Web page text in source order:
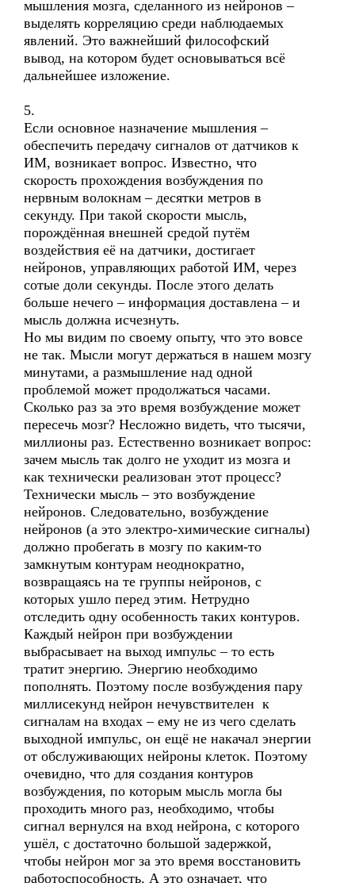
мышления мозга, сделанного из нейронов –
выделять корреляцию среди наблюдаемых
явлений. Это важнейший философский
вывод, на котором будет основываться всё
дальнейшее изложение.
5.
Если основное назначение мышления –
обеспечить передачу сигналов от датчиков к
ИМ, возникает вопрос. Известно, что
скорость прохождения возбуждения по
нервным волокнам – десятки метров в
секунду. При такой скорости мысль,
порождённая внешней средой путём
воздействия её на датчики, достигает
нейронов, управляющих работой ИМ, через
сотые доли секунды. После этого делать
больше нечего – информация доставлена – и
мысль должна исчезнуть.
Но мы видим по своему опыту, что это вовсе
не так. Мысли могут держаться в нашем мозгу
минутами, а размышление над одной
проблемой может продолжаться часами.
Сколько раз за это время возбуждение может
пересечь мозг? Несложно видеть, что тысячи,
миллионы раз. Естественно возникает вопрос:
зачем мысль так долго не уходит из мозга и
как технически реализован этот процесс?
Технически мысль – это возбуждение
нейронов. Следовательно, возбуждение
нейронов (а это электро-химические сигналы)
должно пробегать в мозгу по каким-то
замкнутым контурам неоднократно,
возвращаясь на те группы нейронов, с
которых ушло перед этим. Нетрудно
отследить одну особенность таких контуров.
Каждый нейрон при возбуждении
выбрасывает на выход импульс – то есть
тратит энергию. Энергию необходимо
пополнять. Поэтому после возбуждения пару
миллисекунд нейрон нечувствителен к
сигналам на входах – ему не из чего сделать
выходной импульс, он ещё не накачал энергии
от обслуживающих нейроны клеток. Поэтому
очевидно, что для создания контуров
возбуждения, по которым мысль могла бы
проходить много раз, необходимо, чтобы
сигнал вернулся на вход нейрона, с которого
ушёл, с достаточно большой задержкой,
чтобы нейрон мог за это время восстановить
работоспособность. А это означает, что